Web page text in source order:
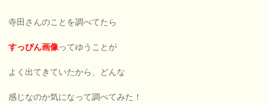
寺田さんのことを調べてたら
すっぴん画像ってゆうことが
よく出てきていたから、どんな
感じなのか気になって調べてみた！